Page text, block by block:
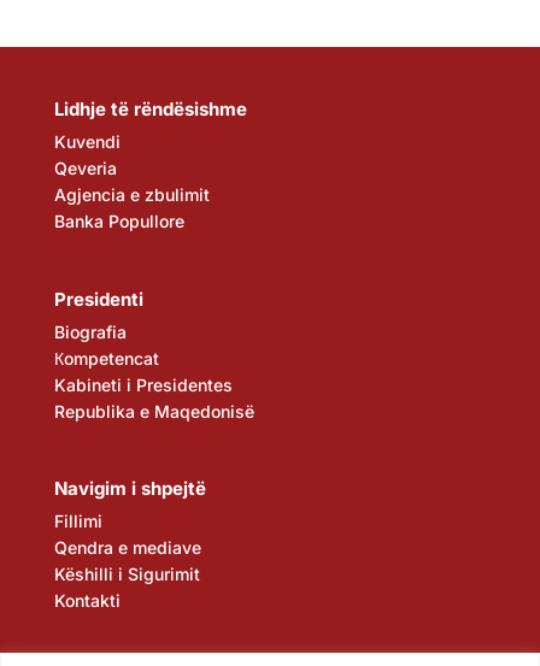
Lidhje të rëndësishme
Kuvendi
Qeveria
Agjencia e zbulimit
Banka Popullore
Presidenti
Biografia
Кompetencat
Kabineti i Presidentes
Republika e Maqedonisë
Navigim i shpejtë
Fillimi
Qendra e mediave
Këshilli i Sigurimit
Kontakti